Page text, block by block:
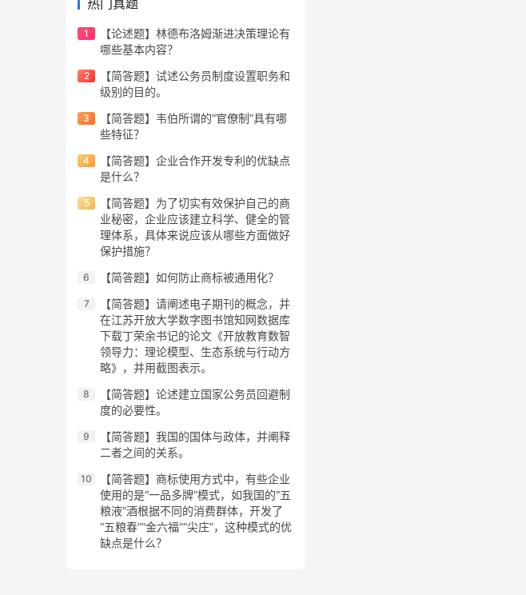
热门真题
【论述题】林德布洛姆渐进决策理论有
哪些基本内容？
【简答题】试述公务员制度设置职务和
级别的目的。
【简答题】韦伯所谓的“官僚制”具有哪
些特征？
【简答题】企业合作开发专利的优缺点
是什么？
【简答题】为了切实有效保护自己的商
业秘密，企业应该建立科学、健全的管
理体系，具体来说应该从哪些方面做好
保护措施？
【简答题】如何防止商标被通用化？
【简答题】请阐述电子期刊的概念，并
在江苏开放大学数字图书馆知网数据库
下载丁荣余书记的论文《开放教育数智
领导力：理论模型、生态系统与行动方
略》，并用截图表示。
【简答题】论述建立国家公务员回避制
度的必要性。
【简答题】我国的国体与政体，并阐释
二者之间的关系。
【简答题】商标使用方式中，有些企业
使用的是“一品多牌”模式，如我国的“五
粮液”酒根据不同的消费群体，开发了
“五粮春”“金六福”“尖庄”，这种模式的优
缺点是什么？